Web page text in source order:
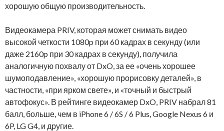
хорошую общую производительность.
Видеокамера PRIV, которая может снимать видео
высокой четкости 1080p при 60 кадрах в секунду (или
даже 2160p при 30 кадрах в секунду), получила
аналогичную похвалу от DxO, за ее «очень хорошее
шумоподавление», «хорошую прорисовку деталей», в
частности, «при ярком свете», и «точный и быстрый
автофокус». В рейтинге видеокамер DxO, PRIV набрал 81
балл, больше, чем в iPhone 6 / 6S / 6 Plus, Google Nexus 6 и
6P, LG G4, и другие.